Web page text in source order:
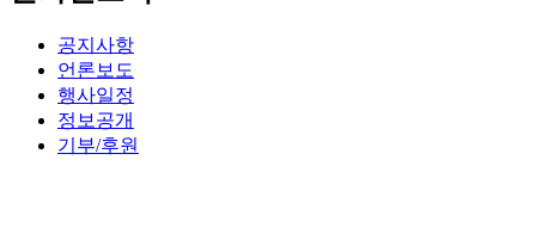
공지사항
언론보도
행사일정
정보공개
기부/후원